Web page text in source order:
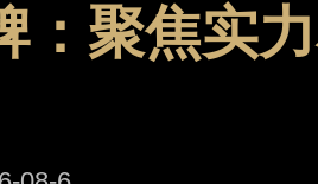
：聚焦实